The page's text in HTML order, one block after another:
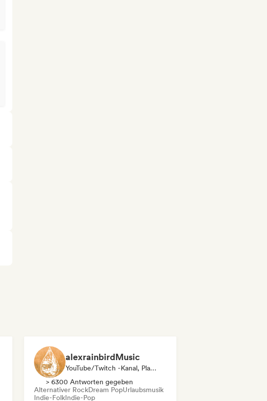
alexrainbirdMusic
YouTube/Twitch -Kanal, Playlist-Kurator
> 6300 Antworten gegeben
Alternativer RockDream PopUrlaubsmusik
Indie-FolkIndie-Pop